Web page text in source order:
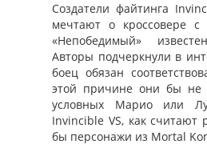
Создатели файтинга
мечтают о кроссовере
«Непобедимый»
Авторы подчеркнули в
боец обязан
этой причине они бы не
условных Марио или
Invincible VS, как считают
бы персонажи из Mortal